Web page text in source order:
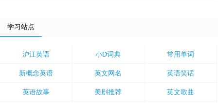
学习站点
沪江英语 小D词典 常用单词
新概念英语 英文网名 英语笑话
英语故事 美剧推荐 英文歌曲